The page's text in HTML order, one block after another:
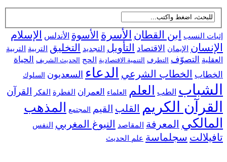
النسب ابن القطانالأسرةالأسوة الأندلس الإسلام
الإيمان الاقتصاد التأويل التجديد التخليق التربية
التربية
التصوّف التطرف التنمية الاقتصادية الحج الحديث الشريف الحياة
الخطاب الشرعي الدعاء السعديون السلوك
الطب العلم العلماء العمران الفطرة الفكر القرآن
الكريم القلبالقيم المجتمع المذهب
المعرفة المقاصد النبوغ المغربي النفس
سجلماسة علم الحديث